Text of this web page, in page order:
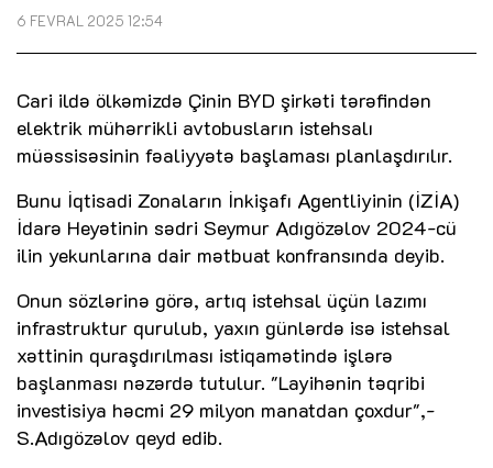
6 FEVRAL 2025 12:54
Cari ildə ölkəmizdə Çinin BYD şirkəti tərəfindən
elektrik mühərrikli avtobusların istehsalı
müəssisəsinin fəaliyyətə başlaması planlaşdırılır.
Bunu İqtisadi Zonaların İnkişafı Agentliyinin (İZİA)
İdarə Heyətinin sədri Seymur Adıgözəlov 2024-cü
ilin yekunlarına dair mətbuat konfransında deyib.
Onun sözlərinə görə, artıq istehsal üçün lazımı
infrastruktur qurulub, yaxın günlərdə isə istehsal
xəttinin quraşdırılması istiqamətində işlərə
başlanması nəzərdə tutulur. "Layihənin təqribi
investisiya həcmi 29 milyon manatdan çoxdur",-
S.Adıgözəlov qeyd edib.